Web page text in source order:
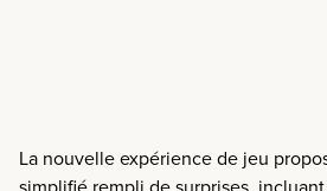
La nouvelle expérience de jeu